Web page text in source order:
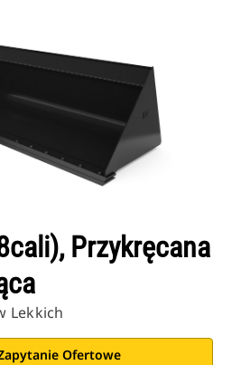
Przykręcana
Lekkich
Ofertowe